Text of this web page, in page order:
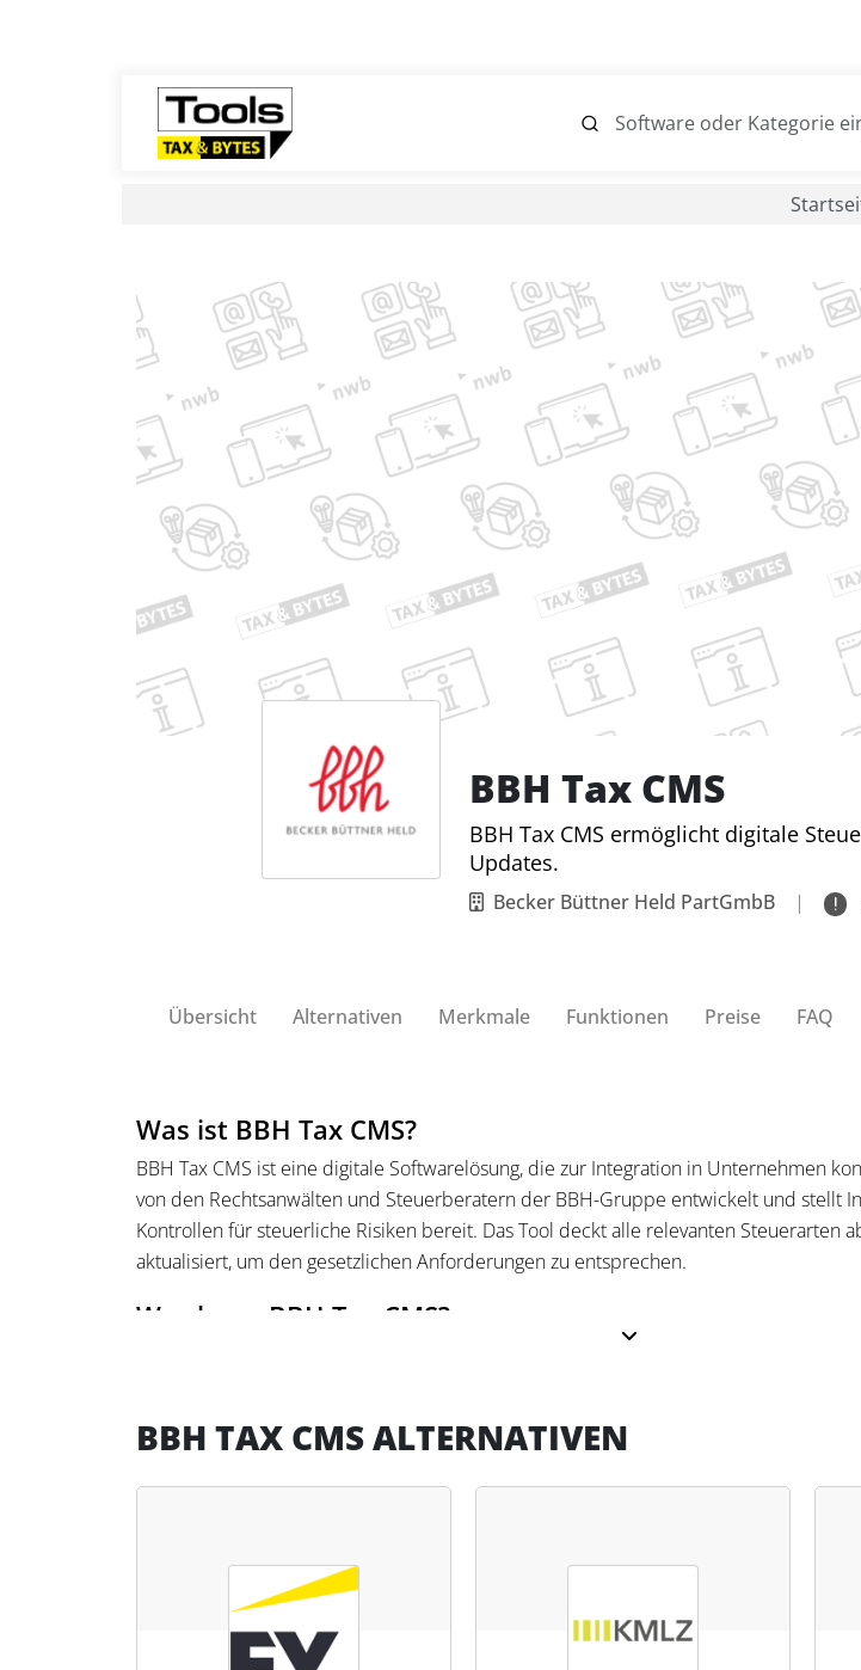
BBH Tax CMS
BBH Tax CMS ermöglicht digitale
Updates.
Becker Büttner Held PartGmbB |
Übersicht Alternativen Merkmale Funktionen Preise FAQ
Was ist BBH Tax CMS?
BBH Tax CMS ist eine digitale Softwarelösung, die zur Integration in Unternehmen
von den Rechtsanwälten und Steuerberatern der BBH-Gruppe entwickelt und stellt
Kontrollen für steuerliche Risiken bereit. Das Tool deckt alle relevanten Steuerarten
aktualisiert, um den gesetzlichen Anforderungen zu entsprechen.
Was kann BBH Tax CMS?
über den aktuellen Status. Die Daten werden revisionssicher gespeichert und
Steuerfachleute haben die Möglichkeit, das Tool flexibel und ohne tiefgreifende IT-
und nach individuellen Bedürfnissen zu konfigurieren.
BBH TAX CMS ALTERNATIVEN